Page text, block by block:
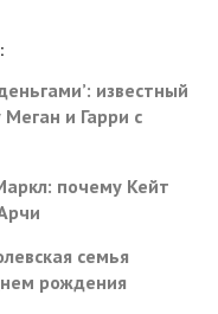
известный
и Гарри с
почему Кейт
семья
рождения